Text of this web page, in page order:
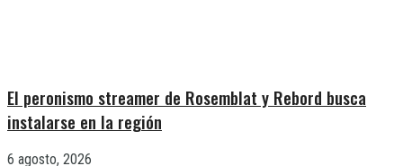
El peronismo streamer de Rosemblat y Rebord busca
instalarse en la región
6 agosto, 2026